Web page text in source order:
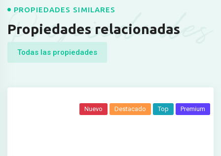
Propiedades
PROPIEDADES SIMILARES
Propiedades relacionadas
Todas las propiedades
Nuevo Destacado Top Premium